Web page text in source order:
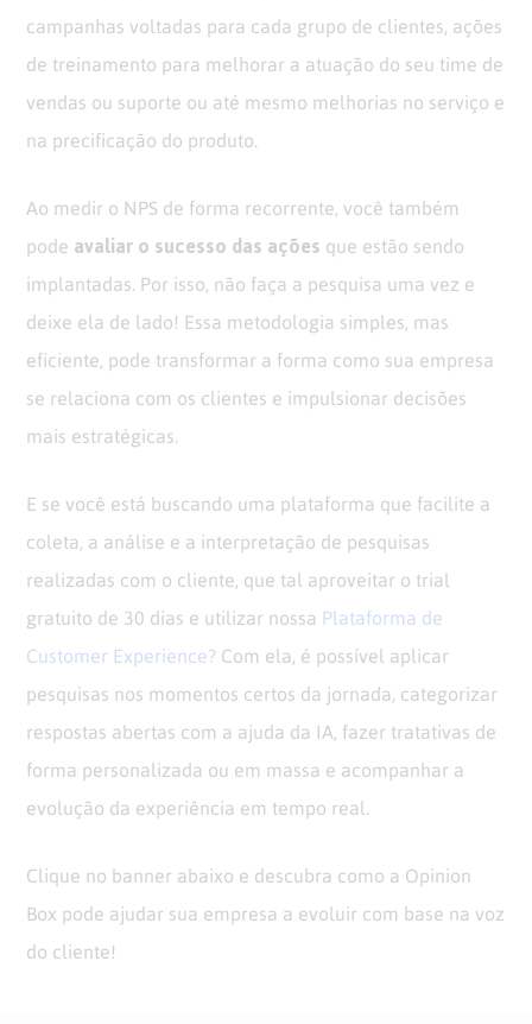
campanhas voltadas para cada grupo de clientes, ações
de treinamento para melhorar a atuação do seu time de
vendas ou suporte ou até mesmo melhorias no serviço e
na precificação do produto.
Ao medir o NPS de forma recorrente, você também
pode avaliar o sucesso das ações que estão sendo
implantadas. Por isso, não faça a pesquisa uma vez e
deixe ela de lado! Essa metodologia simples, mas
eficiente, pode transformar a forma como sua empresa
se relaciona com os clientes e impulsionar decisões
mais estratégicas.
E se você está buscando uma plataforma que facilite a
coleta, a análise e a interpretação de pesquisas
realizadas com o cliente, que tal aproveitar o trial
gratuito de 30 dias e utilizar nossa Plataforma de
Customer Experience? Com ela, é possível aplicar
pesquisas nos momentos certos da jornada, categorizar
respostas abertas com a ajuda da IA, fazer tratativas de
forma personalizada ou em massa e acompanhar a
evolução da experiência em tempo real.
Clique no banner abaixo e descubra como a Opinion
Box pode ajudar sua empresa a evoluir com base na voz
do cliente!